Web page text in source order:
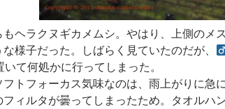
もヘラクヌギカメムシ。やはり、上側のメ
な様子だった。しばらく見ていたのだが、
いて何処かに行ってしまった。
フトフォーカス気味なのは、雨上がりに急
フィルタが曇ってしまったため。タオルハ